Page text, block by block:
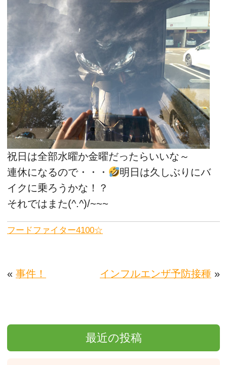
祝日は全部水曜か金曜だったらいいな～
連休になるので・・・
明日は久しぶりにバ
イクに乗ろうかな！？
それではまた(^.^)/~~~
フードファイター4100☆
« 事件！ インフルエンザ予防接種 »
最近の投稿